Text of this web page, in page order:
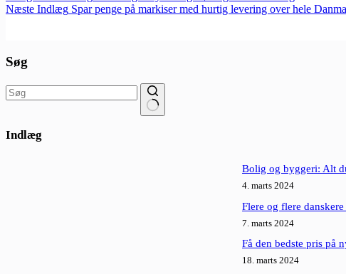
Næste Indlæg Spar penge på markiser med hurtig levering over hele
Søg
resultater
Indlæg
Bolig og byggeri: Alt
4. marts 2024
Flere og flere
7. marts 2024
Få den bedste pris på
18. marts 2024